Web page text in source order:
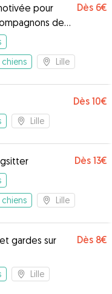
pour
de
Dès 6€
Lille
Dès 10€
Lille
Dès 13€
Lille
gardes sur
Dès 8€
Lille